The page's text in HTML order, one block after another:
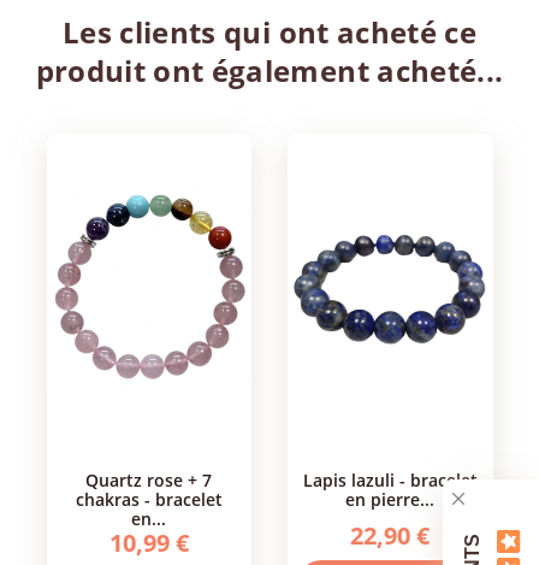
Les clients qui ont acheté ce
produit ont également acheté...
quartz rose + 7
chakras - bracelet
en...
10,99 €
lapis lazuli - bracelet
en pierre...
22,90 €